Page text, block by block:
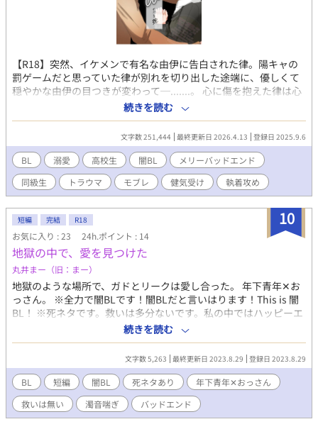
【R18】突然、イケメンで有名な由伊に告白された律。陽キャの
罰ゲームだと思っていた律が別れを切り出した途端に、優しくて
穏やかな由伊の目つきが変わって─.......。 心に傷を抱えた律は心
から人を愛せるようになるのか。 アナタの 『ai』 の形 おしえて
ください。 ◎創作BL ◎暴力/火事表現有り ※時々加筆修正中。 ◎
とある事件名が出てきますが現実世界との関連性は一切御座いま
せん。また、何れも助長する意図は御座いません。予めご了承く
ださい。 Twitterやってます▶︎@miyano_da
続きを読む
文字数 251,444 最終更新日 2026.4.13 登録日 2025.9.6
BL 溺愛 高校生 闇BL
メリーバッドエンド
同級生
トラウマ モブレ 健気受け 執着攻め
10
短編 完結 R18
お気に入り : 23 24h.ポイント : 14
地獄の中で、愛を見つけた
丸井まー（旧：まー）
地獄のような場所で、ガドとリークは愛し合った。 年下青年✕お
っさん。 ※全力で闇BLです！闇BLだと言いはります！This is 闇
BL！ ※死ネタです。救いは多分ないです。私の中ではハッピーエ
ンドですが、多分バッドエンドです。苦手な方は全力で逃げてく
ださい。 ※濁音喘ぎです。 ※ムーンライトノベルズさんでも公開
続きを読む
文字数 5,263 最終更新日 2023.8.29 登録日 2023.8.29
BL 短編 闇BL 死ネタあり
年下青年✕おっさん
救いは無い
濁音喘ぎ バッドエンド